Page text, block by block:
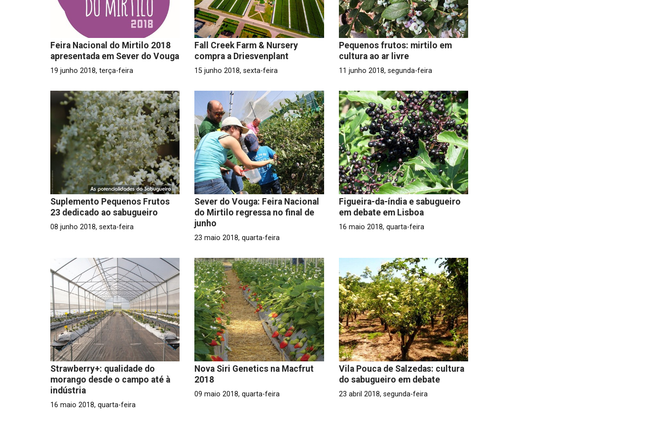
Feira Nacional do Mirtilo 2018
apresentada em Sever do Vouga
19 junho 2018, terça-feira
Fall Creek Farm & Nursery
compra a Driesvenplant
15 junho 2018, sexta-feira
Pequenos frutos: mirtilo em
cultura ao ar livre
11 junho 2018, segunda-feira
Suplemento Pequenos Frutos
23 dedicado ao sabugueiro
08 junho 2018, sexta-feira
Sever do Vouga: Feira Nacional
do Mirtilo regressa no final de
junho
23 maio 2018, quarta-feira
Figueira-da-índia e sabugueiro
em debate em Lisboa
16 maio 2018, quarta-feira
Strawberry+: qualidade do
morango desde o campo até à
indústria
16 maio 2018, quarta-feira
Nova Siri Genetics na Macfrut
2018
09 maio 2018, quarta-feira
Vila Pouca de Salzedas: cultura
do sabugueiro em debate
23 abril 2018, segunda-feira